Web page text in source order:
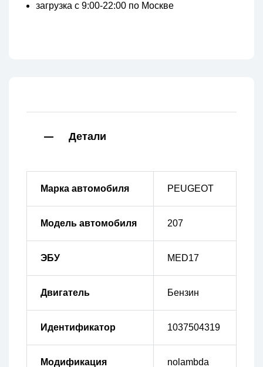
загрузка с 9:00-22:00 по Москве
Детали
Марка автомобиля PEUGEOT
Модель автомобиля 207
ЭБУ MED17
Двигатель Бензин
Идентификатор 1037504319
Модификация nolambda